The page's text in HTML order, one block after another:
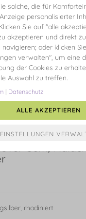
Gem,
rhodiniert
solche, die für
personalisierter
Sie auf "alle
akzeptieren und direkt
oder klicken
verwalten", um eine
der Cookies zu
Auswahl zu treffen.
| Datenschutz
ALLE AKZEPTIEREN